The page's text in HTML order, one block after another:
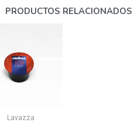
PRODUCTOS RELACIONADOS
Lavazza